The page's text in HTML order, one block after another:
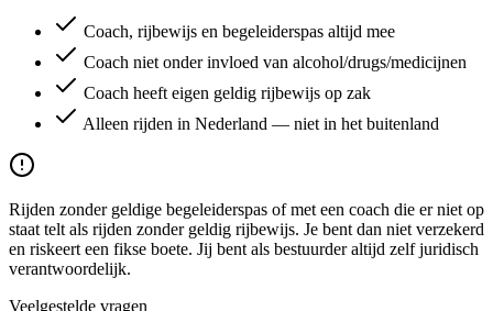
Coach, rijbewijs en begeleiderspas altijd mee
Coach niet onder invloed van alcohol/drugs/medicijnen
Coach heeft eigen geldig rijbewijs op zak
Alleen rijden in Nederland — niet in het buitenland
Rijden zonder geldige begeleiderspas of met een coach die er niet op
staat telt als rijden zonder geldig rijbewijs. Je bent dan niet verzekerd
en riskeert een fikse boete. Jij bent als bestuurder altijd zelf juridisch
verantwoordelijk.
Veelgestelde vragen